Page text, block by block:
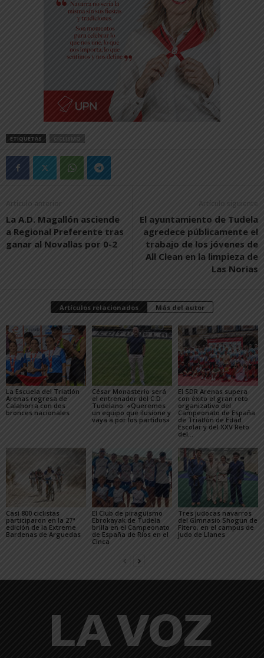
ETIQUETAS CICLISMO
Artículo anterior
La A.D. Magallón asciende
a Regional Preferente tras
ganar al Novallas por 0-2
Artículo siguiente
El ayuntamiento de Tudela
agredece públicamente el
trabajo de los jóvenes de
All Clean en la limpieza de
Las Norias
Artículos relacionados Más del autor
La Escuela del Triatlón
Arenas regresa de
Calahorra con dos
bronces nacionales
César Monasterio será
el entrenador del C.D.
Tudelano: «Queremos
un equipo que ilusione y
vaya a por los partidos»
El SDR Arenas supera
con éxito el gran reto
organizativo del
Campeonato de España
de Triatlón de Edad
Escolar y del XXV Reto
del...
Casi 800 ciclistas
participaron en la 27ª
edición de la Extreme
Bardenas de Arguedas
El Club de piragüismo
Ebrokayak de Tudela
brilla en el Campeonato
de España de Ríos en el
Cinca
Tres judocas navarros
del Gimnasio Shogun de
Fitero, en el campus de
judo de Llanes